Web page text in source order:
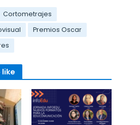
Cortometrajes
Premios Oscar